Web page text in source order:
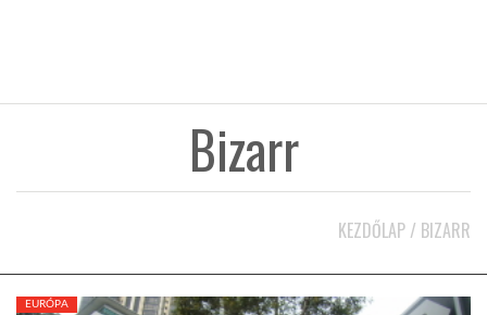
HÍR3D
Bizarr
KEZDŐLAP / BIZARR
EURÓPA